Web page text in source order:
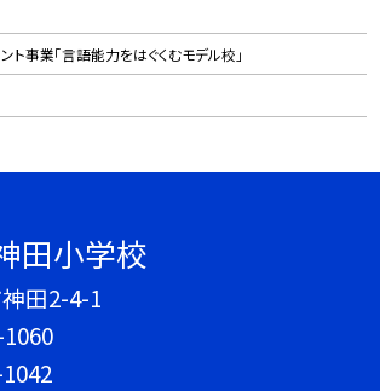
ト事業「言語能力をはぐくむモデル校」
田小学校
田2-4-1